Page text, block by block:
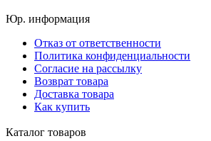
Юр. информация
Отказ от ответственности
Политика конфиденциальности
Согласие на рассылку
Возврат товара
Доставка товара
Как купить
Каталог товаров